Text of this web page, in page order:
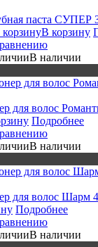
паста
В корзину
В наличии
для волос
Подробнее
В наличии
для волос Шарм
Подробнее
В наличии